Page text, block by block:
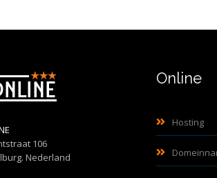
Online
Hosting
106
Nederland